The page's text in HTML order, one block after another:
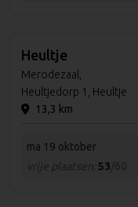
Heultje
Merodezaal,
Heultjedorp 1, Heultje
13,3 km
ma 19 oktober
vrije plaatsen: 53/60